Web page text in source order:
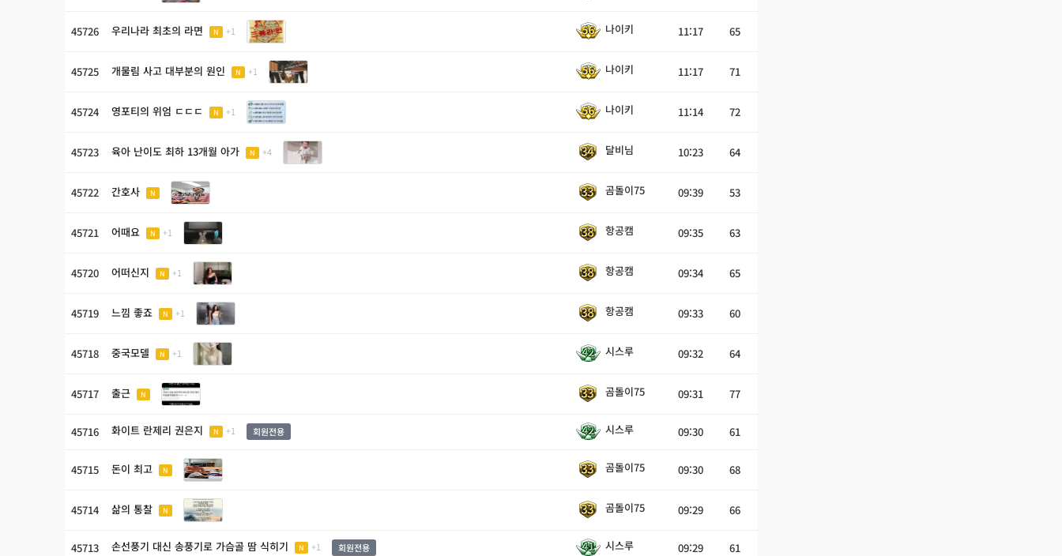
45726 우리나라 최초의 라면 N +1 나이키 11:17 65
45725 개물림 사고 대부분의 원인 N +1 나이키 11:17 71
45724 영포티의 위엄 ㄷㄷㄷ N +1 나이키 11:14 72
45723 육아 난이도 최하 13개월 아가 N +4 달비님 10:23 64
45722 간호사 N 곰돌이75 09:39 53
45721 어때요 N +1 항공캠 09:35 63
45720 어떠신지 N +1 항공캠 09:34 65
45719 느낌 좋죠 N +1 항공캠 09:33 60
45718 중국모델 N +1 시스루 09:32 64
45717 출근 N 곰돌이75 09:31 77
45716 화이트 란제리 권은지 N +1 회원전용 시스루 09:30 61
45715 돈이 최고 N 곰돌이75 09:30 68
45714 삶의 통찰 N 곰돌이75 09:29 66
45713 손선풍기 대신 송풍기로 가슴골 땀 식히기 N +1 회원전용 시스루 09:29 61